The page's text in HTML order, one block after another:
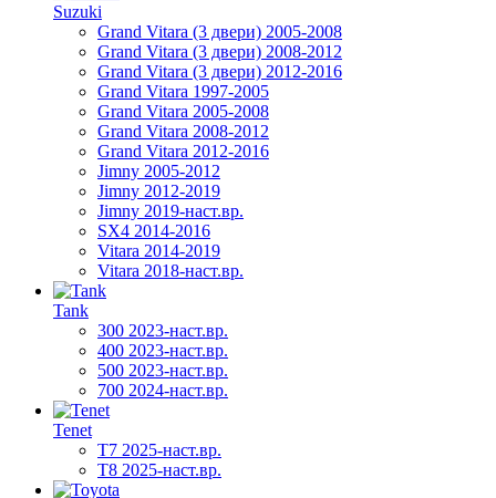
Suzuki
Grand Vitara (3 двери) 2005-2008
Grand Vitara (3 двери) 2008-2012
Grand Vitara (3 двери) 2012-2016
Grand Vitara 1997-2005
Grand Vitara 2005-2008
Grand Vitara 2008-2012
Grand Vitara 2012-2016
Jimny 2005-2012
Jimny 2012-2019
Jimny 2019-наст.вр.
SX4 2014-2016
Vitara 2014-2019
Vitara 2018-наст.вр.
Tank
300 2023-наст.вр.
400 2023-наст.вр.
500 2023-наст.вр.
700 2024-наст.вр.
Tenet
T7 2025-наст.вр.
T8 2025-наст.вр.